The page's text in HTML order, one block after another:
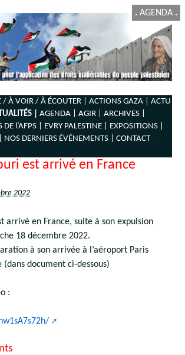
. AGENDA .
/ À VOIR / À ÉCOUTER | ACTIONS GAZA |
ACTU
| AGENDA | AGIR |
ARCHIVES |
l’AFPS |
EVRY PALESTINE |
EXPOSITIONS |
NOS DERNIERS ÉVÉNEMENTS | CONTACT|
est arrivé en France
2022
arrivé en France, suite à son expulsion
18 décembre 2022.
à son arrivée à l’aéroport Paris
(dans document ci-dessous)
: